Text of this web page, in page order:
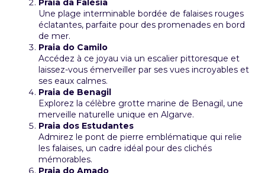
Praia da Falésia
Une plage interminable bordée de falaises rouges
éclatantes, parfaite pour des promenades en bord
de mer.
Praia do Camilo
Accédez à ce joyau via un escalier pittoresque et
laissez-vous émerveiller par ses vues incroyables et
ses eaux calmes.
Praia de Benagil
Explorez la célèbre grotte marine de Benagil, une
merveille naturelle unique en Algarve.
Praia dos Estudantes
Admirez le pont de pierre emblématique qui relie
les falaises, un cadre idéal pour des clichés
mémorables.
Praia do Amado